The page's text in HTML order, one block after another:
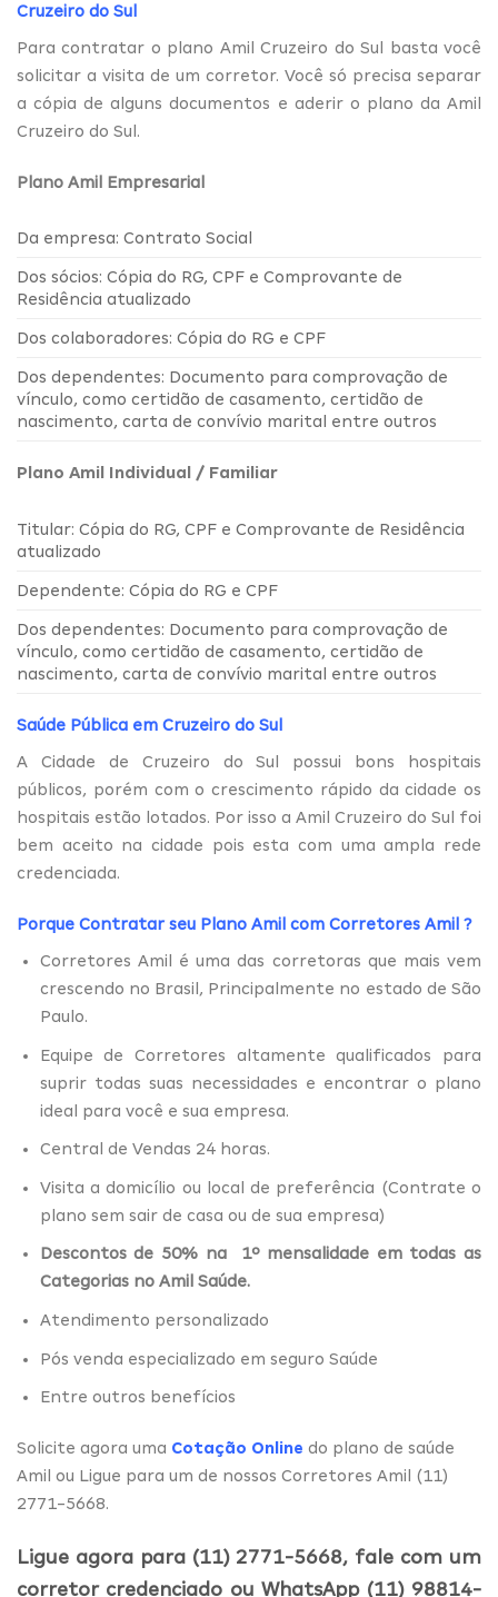
Cruzeiro do Sul
Para contratar o plano Amil Cruzeiro do Sul basta você
solicitar a visita de um corretor. Você só precisa separar
a cópia de alguns documentos e aderir o plano da Amil
Cruzeiro do Sul.
Plano Amil Empresarial
Da empresa: Contrato Social
Dos sócios: Cópia do RG, CPF e Comprovante de
Residência atualizado
Dos colaboradores: Cópia do RG e CPF
Dos dependentes: Documento para comprovação de
vínculo, como certidão de casamento, certidão de
nascimento, carta de convívio marital entre outros
Plano Amil Individual / Familiar
Titular: Cópia do RG, CPF e Comprovante de Residência
atualizado
Dependente: Cópia do RG e CPF
Dos dependentes: Documento para comprovação de
vínculo, como certidão de casamento, certidão de
nascimento, carta de convívio marital entre outros
Saúde Pública em Cruzeiro do Sul
A Cidade de Cruzeiro do Sul possui bons hospitais
públicos, porém com o crescimento rápido da cidade os
hospitais estão lotados. Por isso a Amil Cruzeiro do Sul foi
bem aceito na cidade pois esta com uma ampla rede
credenciada.
Porque Contratar seu Plano Amil com Corretores Amil ?
Corretores Amil é uma das corretoras que mais vem
crescendo no Brasil, Principalmente no estado de São
Paulo.
Equipe de Corretores altamente qualificados para
suprir todas suas necessidades e encontrar o plano
ideal para você e sua empresa.
Central de Vendas 24 horas.
Visita a domicílio ou local de preferência (Contrate o
plano sem sair de casa ou de sua empresa)
Descontos de 50% na 1º mensalidade em todas as
Categorias no Amil Saúde.
Atendimento personalizado
Pós venda especializado em seguro Saúde
Entre outros benefícios
Solicite agora uma Cotação Online do plano de saúde
Amil ou Ligue para um de nossos Corretores Amil (11)
2771-5668.
Ligue agora para (11) 2771-5668, fale com um
corretor credenciado ou WhatsApp (11) 98814-